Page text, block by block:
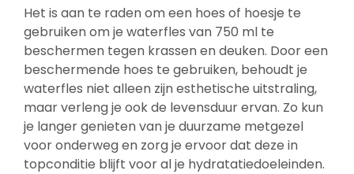
Het is aan te raden om een hoes of hoesje te
gebruiken om je waterfles van 750 ml te
beschermen tegen krassen en deuken. Door een
beschermende hoes te gebruiken, behoudt je
waterfles niet alleen zijn esthetische uitstraling,
maar verleng je ook de levensduur ervan. Zo kun
je langer genieten van je duurzame metgezel
voor onderweg en zorg je ervoor dat deze in
topconditie blijft voor al je hydratatiedoeleinden.